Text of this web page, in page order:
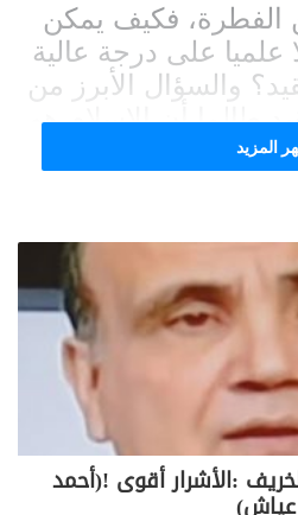
الفطرة، فكيف يمكن
على درجة عالية
والسؤال الأبرز من
طالما أن الإسلام هو
الدين بسبب من
الفكرية المختلفة في
في مختلف أنحاء
المزيد
:الأشرار أقوى !(أحمد
عياش)